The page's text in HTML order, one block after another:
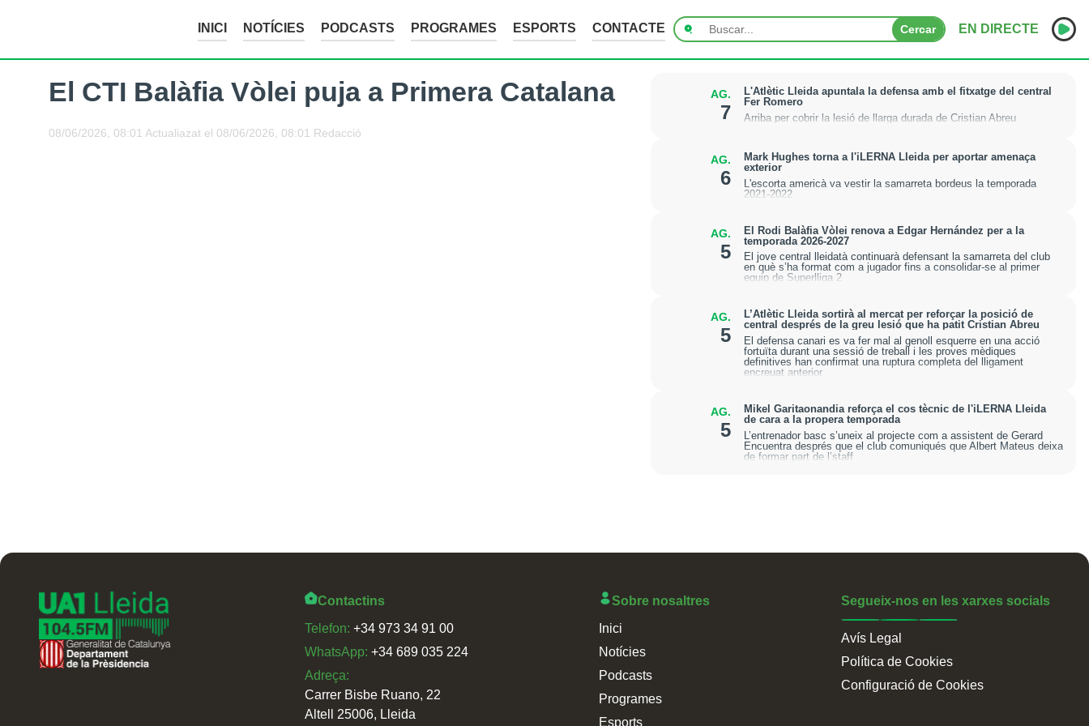
INICI NOTÍCIES PODCASTS PROGRAMES ESPORTS CONTACTE Cercar EN DIRECTE
INICI
NOTÍCIES
PODCASTS
PROGRAMES
CONTACTE
El CTI Balàfia Vòlei puja a Primera Catalana
08/06/2026, 08:01 Actualiazat el 08/06/2026, 08:01 Redacció
AG.
7
L'Atlètic Lleida apuntala la defensa amb el fitxatge del central
Fer Romero
Arriba per cobrir la lesió de llarga durada de Cristian Abreu
AG.
6
Mark Hughes torna a l'iLERNA Lleida per aportar amenaça
exterior
L'escorta americà va vestir la samarreta bordeus la temporada
2021-2022
AG.
5
El Rodi Balàfia Vòlei renova a Edgar Hernández per a la
temporada 2026-2027
El jove central lleidatà continuarà defensant la samarreta del club
en què s’ha format com a jugador fins a consolidar-se al primer
equip de Superlliga 2
AG.
5
L’Atlètic Lleida sortirà al mercat per reforçar la posició de
central després de la greu lesió que ha patit Cristian Abreu
El defensa canari es va fer mal al genoll esquerre en una acció
fortuïta durant una sessió de treball i les proves mèdiques
definitives han confirmat una ruptura completa del lligament
encreuat anterior
AG.
5
Mikel Garitaonandia reforça el cos tècnic de l'iLERNA Lleida
de cara a la propera temporada
L’entrenador basc s’uneix al projecte com a assistent de Gerard
Encuentra després que el club comuniqués que Albert Mateus deixa
de formar part de l’staff
Contactins
Telefon: +34 973 34 91 00
WhatsApp: +34 689 035 224
Adreça:
Carrer Bisbe Ruano, 22
Altell 25006, Lleida
Sobre nosaltres
Inici
Notícies
Podcasts
Programes
Esports
Segueix-nos en les xarxes socials
Avís Legal
Política de Cookies
Configuració de Cookies